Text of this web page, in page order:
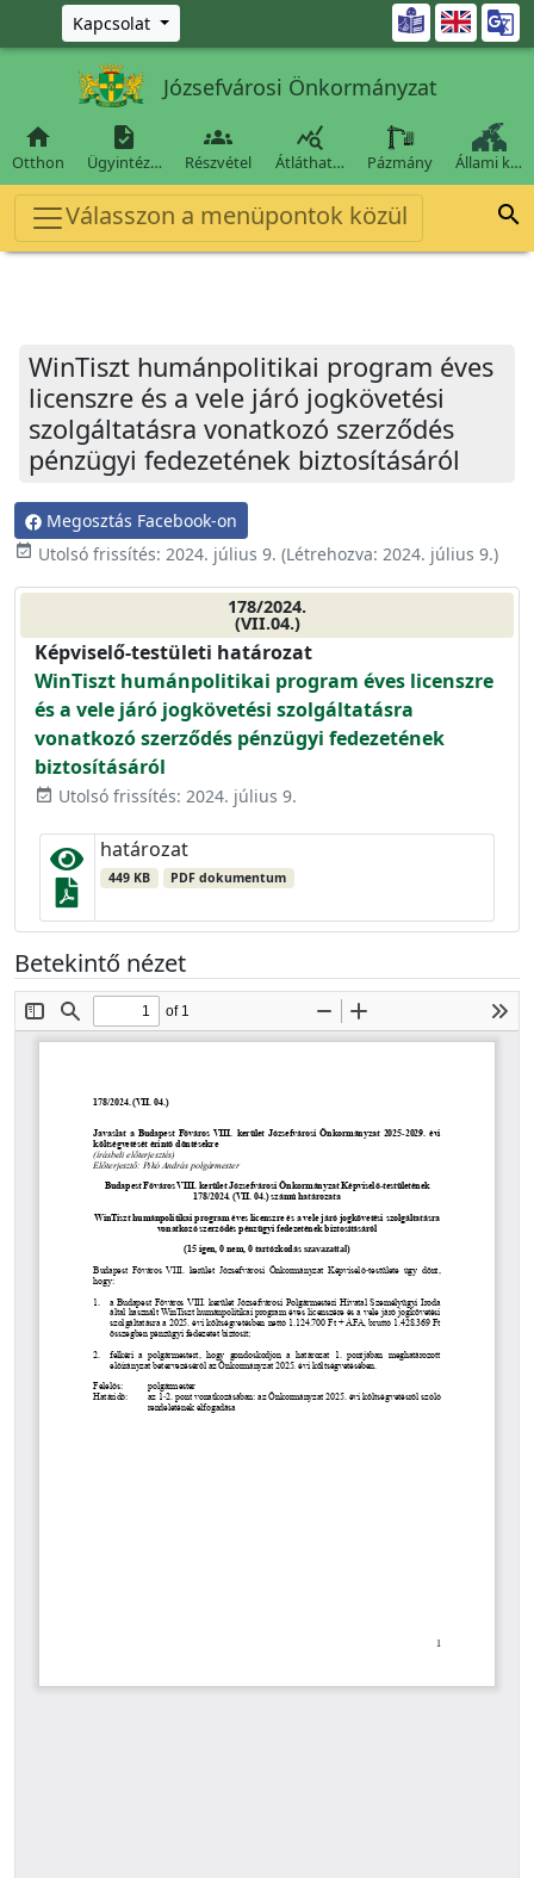
Ugrás a fő tartalomra
Kapcsolat 
Józsefvárosi Önkormányzat

Otthon

Ügyintéz…

Részvétel

Átláthat… Pázmány Állami k…
Válasszon a menüpontok közül 
WinTiszt humánpolitikai program éves
licenszre és a vele járó jogkövetési
szolgáltatásra vonatkozó szerződés
pénzügyi fedezetének biztosításáról
Megosztás Facebook-on
event_available Utolsó frissítés: 2024. július 9. (Létrehozva: 2024. július 9.)
178/2024.
(VII.04.)
Képviselő-testületi határozat
WinTiszt humánpolitikai program éves licenszre
és a vele járó jogkövetési szolgáltatásra
vonatkozó szerződés pénzügyi fedezetének
biztosításáról
event_available Utolsó frissítés: 2024. július 9.
határozat
449 KB PDF dokumentum
Betekintő nézet